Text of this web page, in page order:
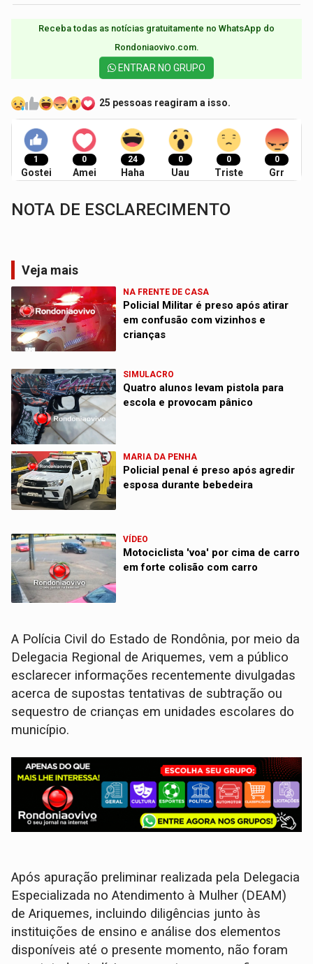
Receba todas as notícias gratuitamente no WhatsApp do
Rondoniaovivo.com.​
ENTRAR NO GRUPO
25 pessoas reagiram a isso.
1
Gostei
0
Amei
24
Haha
0
Uau
0
Triste
0
Grr
NOTA DE ESCLARECIMENTO
Veja mais
NA FRENTE DE CASA
Policial Militar é preso após atirar
em confusão com vizinhos e
crianças
SIMULACRO
Quatro alunos levam pistola para
escola e provocam pânico
MARIA DA PENHA
Policial penal é preso após agredir
esposa durante bebedeira
VÍDEO
Motociclista 'voa' por cima de carro
em forte colisão com carro
A Polícia Civil do Estado de Rondônia, por meio da
Delegacia Regional de Ariquemes, vem a público
esclarecer informações recentemente divulgadas
acerca de supostas tentativas de subtração ou
sequestro de crianças em unidades escolares do
município.
Após apuração preliminar realizada pela Delegacia
Especializada no Atendimento à Mulher (DEAM)
de Ariquemes, incluindo diligências junto às
instituições de ensino e análise dos elementos
disponíveis até o presente momento, não foram